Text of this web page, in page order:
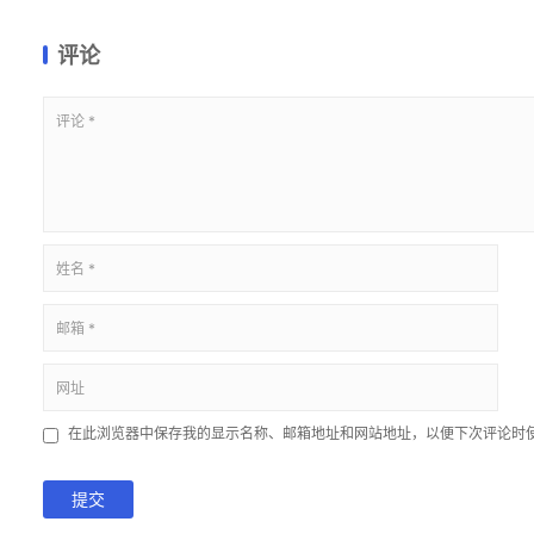
评论
在此浏览器中保存我的显示名称、邮箱地址和网站地址，以便下次评论时
提交